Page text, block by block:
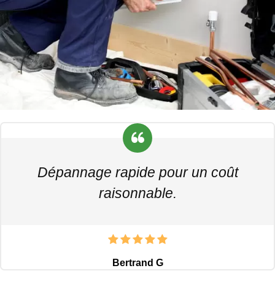
Dépannage rapide pour un coût
raisonnable.
Bertrand G